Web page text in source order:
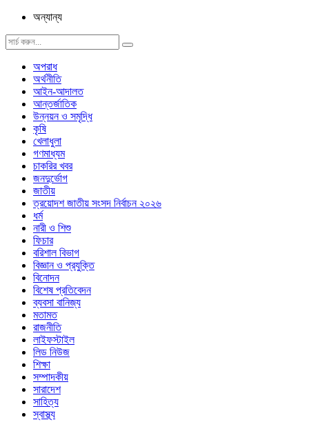
অন্যান্য
অপরাধ
অর্থনীতি
আইন-আদালত
আন্তর্জাতিক
উন্নয়ন ও সমৃদ্ধি
কৃষি
খেলাধুলা
গণমাধ্যম
চাকরির খবর
জনদুর্ভোগ
জাতীয়
ত্রয়োদশ জাতীয় সংসদ নির্বাচন ২০২৬
ধর্ম
নারী ও শিশু
ফিচার
বরিশাল বিভাগ
বিজ্ঞান ও প্রযুক্তি
বিনোদন
বিশেষ প্রতিবেদন
ব্যবসা বানিজ্য
মতামত
রাজনীতি
লাইফস্টাইল
লিড নিউজ
শিক্ষা
সম্পাদকীয়
সারাদেশ
সাহিত্য
স্বাস্থ্য